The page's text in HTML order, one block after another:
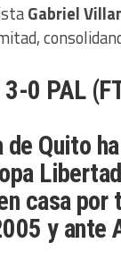
Gabriel
3-0 PAL
de Quito
casa por
y ante